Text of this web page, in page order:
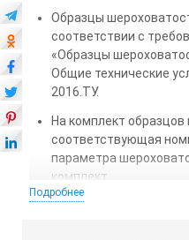
Образцы
соответствии с
«Образцы
Общие технические
2016.ТУ.
На комплект
соответствующая
параметра
комплект.
Параметры
Подробнее